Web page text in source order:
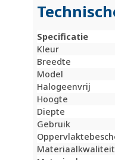
Specificatie
Kleur
Breedte
Model
Halogeenvrij
Hoogte
Diepte
Gebruik
Materiaalkwaliteit